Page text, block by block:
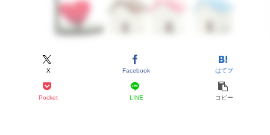
X Facebook はてブ
Pocket LINE コピー